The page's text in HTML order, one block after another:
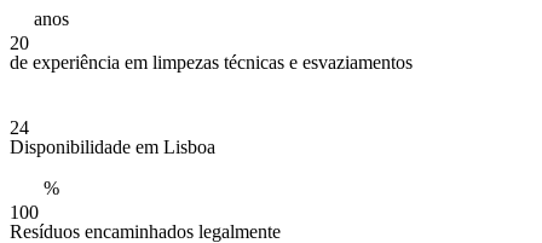
20
anos
de experiência em limpezas técnicas e esvaziamentos
24
Disponibilidade em Lisboa
100
%
Resíduos encaminhados legalmente